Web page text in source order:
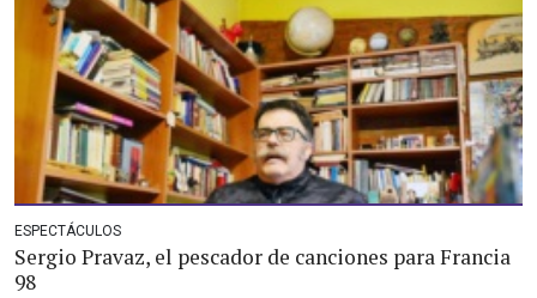
ESPECTÁCULOS
Sergio Pravaz, el pescador de canciones para Francia
98